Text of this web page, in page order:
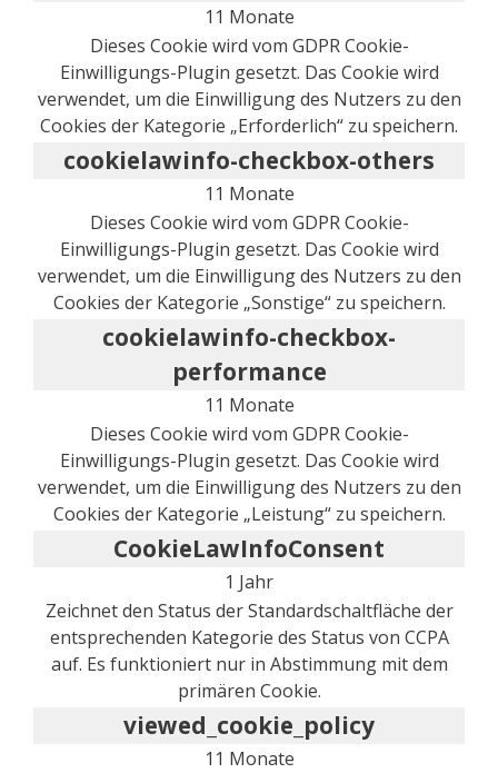
11 Monate
Dieses Cookie wird vom GDPR Cookie-
Einwilligungs-Plugin gesetzt. Das Cookie wird
verwendet, um die Einwilligung des Nutzers zu den
Cookies der Kategorie „Erforderlich“ zu speichern.
cookielawinfo-checkbox-others
11 Monate
Dieses Cookie wird vom GDPR Cookie-
Einwilligungs-Plugin gesetzt. Das Cookie wird
verwendet, um die Einwilligung des Nutzers zu den
Cookies der Kategorie „Sonstige“ zu speichern.
cookielawinfo-checkbox-
performance
11 Monate
Dieses Cookie wird vom GDPR Cookie-
Einwilligungs-Plugin gesetzt. Das Cookie wird
verwendet, um die Einwilligung des Nutzers zu den
Cookies der Kategorie „Leistung“ zu speichern.
CookieLawInfoConsent
1 Jahr
Zeichnet den Status der Standardschaltfläche der
entsprechenden Kategorie des Status von CCPA
auf. Es funktioniert nur in Abstimmung mit dem
primären Cookie.
viewed_cookie_policy
11 Monate